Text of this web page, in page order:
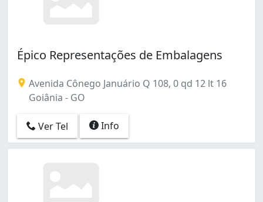
Épico Representações de Embalagens
Avenida Cônego Januário Q 108, 0 qd 12 lt 16
Goiânia - GO
Ver Tel Info